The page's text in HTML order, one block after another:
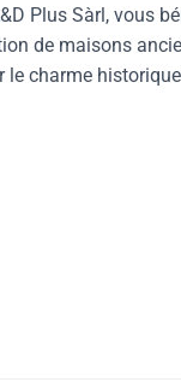
Plus Sàrl, vous
de maisons
le charme